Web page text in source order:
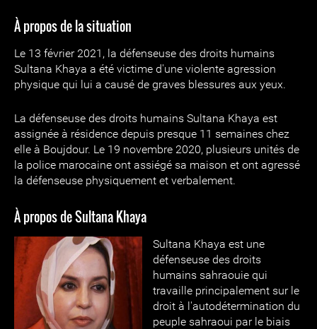
À propos de la situation
Le 13 février 2021, la défenseuse des droits humains
Sultana Khaya a été victime d'une violente agression
physique qui lui a causé de graves blessures aux yeux.
La défenseuse des droits humains Sultana Khaya est
assignée à résidence depuis presque 11 semaines chez
elle à Boujdour. Le 19 novembre 2020, plusieurs unités de
la police marocaine ont assiégé sa maison et ont agressé
la défenseuse physiquement et verbalement.
À propos de Sultana Khaya
Sultana Khaya est une
défenseuse des droits
humains sahraouie qui
travaille principalement sur le
droit à l'autodétermination du
peuple sahraoui par le biais